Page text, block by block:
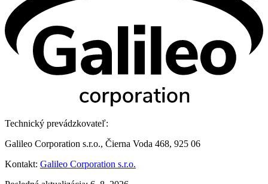
Technický prevádzkovateľ:
Galileo Corporation s.r.o., Čierna Voda 468, 925 06
Kontakt: Galileo Corporation s.r.o.